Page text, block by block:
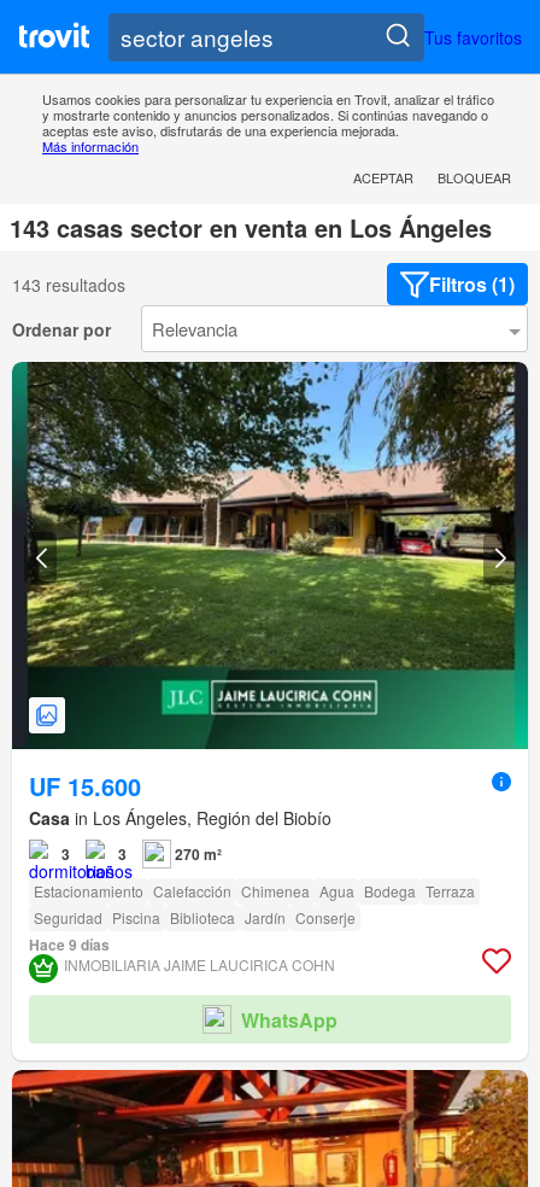
Tus favoritos
Usamos cookies para personalizar tu experiencia en Trovit, analizar el tráfico
y mostrarte contenido y anuncios personalizados. Si continúas navegando o
aceptas este aviso, disfrutarás de una experiencia mejorada.
Más información
ACEPTAR
BLOQUEAR
143 casas sector en venta en Los Ángeles
143 resultados Filtros (1)
Ordenar por
UF 15.600
Casa in Los Ángeles, Región del Biobío
3 3 270 m²
Estacionamiento Calefacción Chimenea Agua Bodega Terraza
Seguridad Piscina Biblioteca Jardín Conserje
Hace 9 días
INMOBILIARIA JAIME LAUCIRICA COHN
WhatsApp